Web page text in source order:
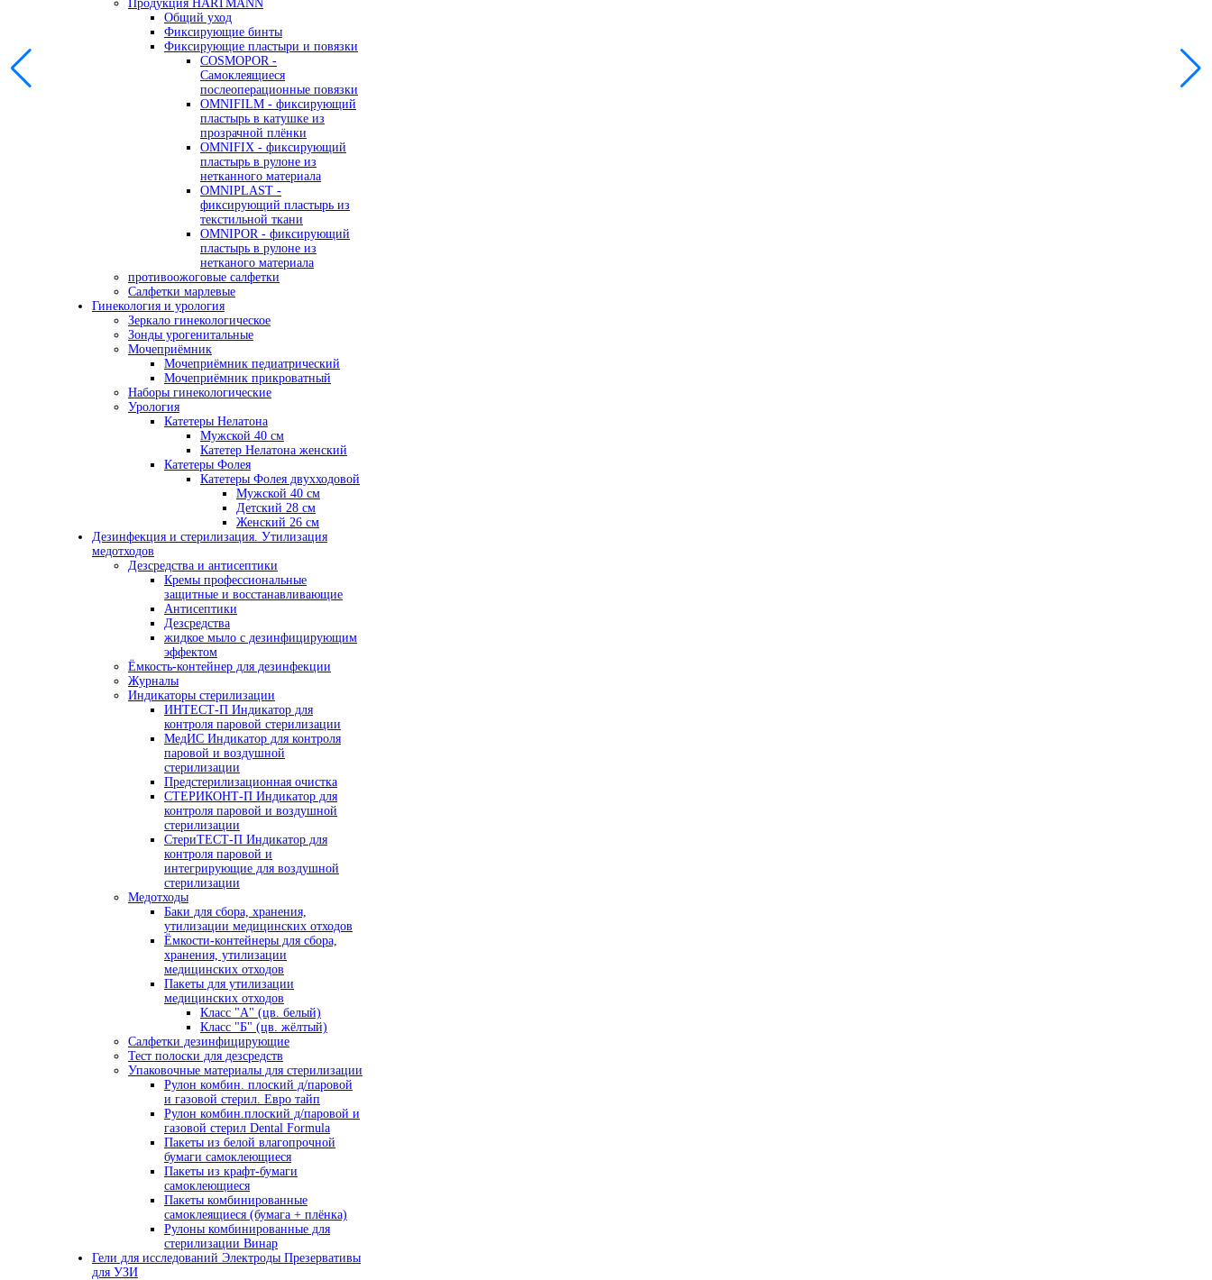
Продукция HARTMANN
Общий уход
Фиксирующие бинты
Фиксирующие пластыри и повязки
COSMOPOR -
Самоклеящиеся
послеоперационные повязки
OMNIFILM - фиксирующий
пластырь в катушке из
прозрачной плёнки
OMNIFIX - фиксирующий
пластырь в рулоне из
нетканного материала
OMNIPLAST -
фиксирующий пластырь из
текстильной ткани
OMNIPOR - фиксирующий
пластырь в рулоне из
нетканого материала
противоожоговые салфетки
Салфетки марлевые
Гинекология и урология
Зеркало гинекологическое
Зонды урогенитальные
Мочеприёмник
Мочеприёмник педиатрический
Мочеприёмник прикроватный
Наборы гинекологические
Урология
Катетеры Нелатона
Мужской 40 см
Катетер Нелатона женский
Катетеры Фолея
Катетеры Фолея двухходовой
Мужской 40 см
Детский 28 см
Женский 26 см
Дезинфекция и стерилизация. Утилизация
медотходов
Дезсредства и антисептики
Кремы профессиональные
защитные и восстанавливающие
Антисептики
Дезсредства
жидкое мыло с дезинфицирующим
эффектом
Ёмкость-контейнер для дезинфекции
Журналы
Индикаторы стерилизации
ИНТЕСТ-П Индикатор для
контроля паровой стерилизации
МедИС Индикатор для контроля
паровой и воздушной
стерилизации
Предстерилизационная очистка
СТЕРИКОНТ-П Индикатор для
контроля паровой и воздушной
стерилизации
СтериТЕСТ-П Индикатор для
контроля паровой и
интегрирующие для воздушной
стерилизации
Медотходы
Баки для сбора, хранения,
утилизации медицинских отходов
Ёмкости-контейнеры для сбора,
хранения, утилизации
медицинских отходов
Пакеты для утилизации
медицинских отходов
Класс "А" (цв. белый)
Класс "Б" (цв. жёлтый)
Салфетки дезинфицирующие
Тест полоски для дезсредств
Упаковочные материалы для стерилизации
Рулон комбин. плоский д/паровой
и газовой стерил. Евро тайп
Рулон комбин.плоский д/паровой и
газовой стерил Dental Formula
Пакеты из белой влагопрочной
бумаги самоклеющиеся
Пакеты из крафт-бумаги
самоклеющиеся
Пакеты комбинированные
самоклеящиеся (бумага + плёнка)
Рулоны комбинированные для
стерилизации Винар
Гели для исследований Электроды Презервативы
для УЗИ